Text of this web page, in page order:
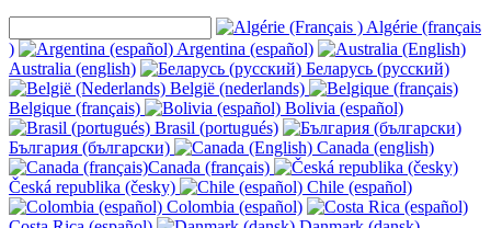
Algérie (français
)
Argentina (español)
Australia (english)
Беларусь (русский)
België (nederlands)
Belgique (français)
Bolivia (español)
Brasil (portugués)
България (български)
Canada (english)
Canada (français)
Česká republika (česky)
Chile (español)
Colombia (español)